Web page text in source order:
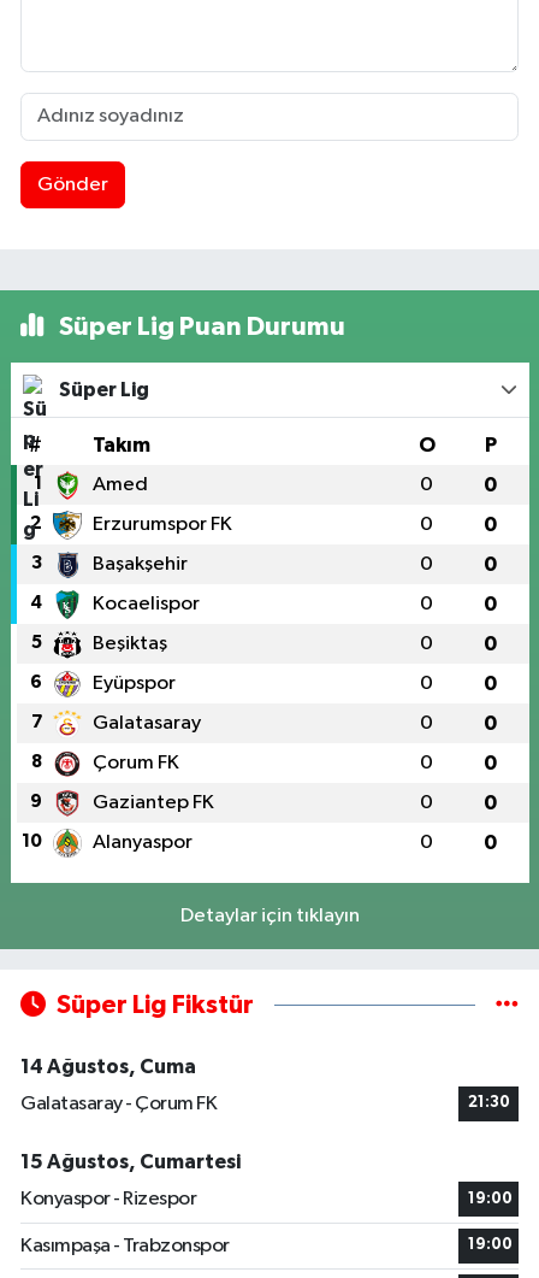
Gönder
Süper Lig Puan Durumu
Süper Lig
# Takım O P
1 Amed 0 0
2 Erzurumspor FK 0 0
3 Başakşehir 0 0
4 Kocaelispor 0 0
5 Beşiktaş 0 0
6 Eyüpspor 0 0
7 Galatasaray 0 0
8 Çorum FK 0 0
9 Gaziantep FK 0 0
10 Alanyaspor 0 0
Detaylar için tıklayın
Süper Lig Fikstür
14 Ağustos, Cuma
Galatasaray - Çorum FK
21:30
15 Ağustos, Cumartesi
Konyaspor - Rizespor
19:00
Kasımpaşa - Trabzonspor 19:00